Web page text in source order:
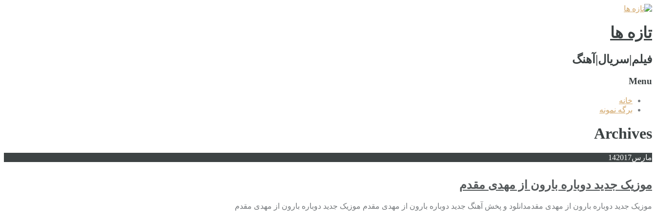
تازه ها
فیلم|سریال|آهنگ
Menu
خانه
برگه نمونه
Archives
مارس 142017
موزیک جدید دوباره بارون از مهدی مقدم
موزیک جدید دوباره بارون از مهدی مقدمدانلود و پخش آهنگ جدید دوباره بارون از مهدی مقدم موزیک جدید دوباره بارون از مهدی مقدم